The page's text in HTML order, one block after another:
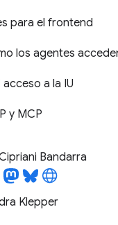
para el frontend
los agentes
a la IU
y MCP
Bandarra
Klepper